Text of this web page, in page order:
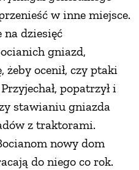
w inne miejsce.
dziesięć
gniazd,
żeby ocenił, czy ptaki
popatrzył i
stawianiu gniazda
z traktorami.
nowy dom
do niego co rok.
DESERY